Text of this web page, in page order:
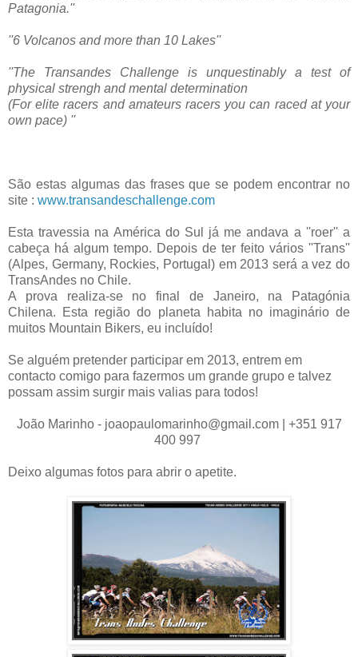
Patagonia.''
''6 Volcanos and more than 10 Lakes''
''The Transandes Challenge is unquestinably a test of
physical strengh and mental determination
(For elite racers and amateurs racers you can raced at your
own pace) ''
São estas algumas das frases que se podem encontrar no
site : www.transandeschallenge.com
Esta travessia na América do Sul já me andava a ''roer'' a
cabeça há algum tempo. Depois de ter feito vários ''Trans''
(Alpes, Germany, Rockies, Portugal) em 2013 será a vez do
TransAndes no Chile.
A prova realiza-se no final de Janeiro, na Patagónia
Chilena. Esta região do planeta habita no imaginário de
muitos Mountain Bikers, eu incluído!
Se alguém pretender participar em 2013, entrem em
contacto comigo para fazermos um grande grupo e talvez
possam assim surgir mais valias para todos!
João Marinho - joaopaulomarinho@gmail.com | +351 917
400 997
Deixo algumas fotos para abrir o apetite.